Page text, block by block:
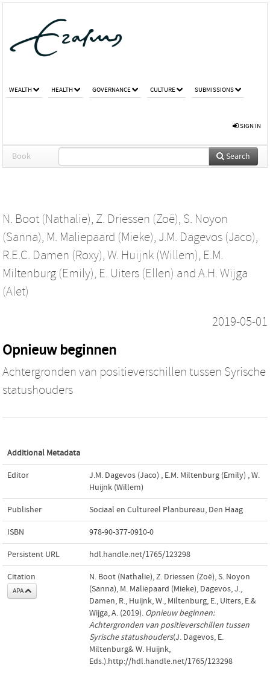
WEALTH HEALTH GOVERNANCE CULTURE SUBMISSIONS
SIGN IN
Book Search
N. Boot (Nathalie), Z. Driessen (Zoë), S. Noyon
(Sanna), M. Maliepaard (Mieke), J.M. Dagevos (Jaco),
R.E.C. Damen (Roxy), W. Huijnk (Willem), E.M.
Miltenburg (Emily), E. Uiters (Ellen) and A.H. Wijga
(Alet)
2019-05-01
Opnieuw beginnen
Achtergronden van positieverschillen tussen Syrische
statushouders
Additional Metadata
Editor J.M. Dagevos (Jaco) , E.M. Miltenburg (Emily) ,W.
Huijnk (Willem)
Publisher Sociaal en Cultureel Planbureau, Den Haag
ISBN 978-90-377-0910-0
Persistent URL hdl.handle.net/1765/123298
Citation
APA
N. Boot (Nathalie), Z. Driessen (Zoë), S. Noyon
(Sanna), M. Maliepaard (Mieke), Dagevos, J.,
Damen, R., Huijnk, W., Miltenburg, E., Uiters, E.&
Wijga, A. (2019). Opnieuw beginnen:
Achtergronden van positieverschillen tussen
Syrische statushouders(J. Dagevos, E.
Miltenburg& W. Huijnk,
Eds.).http://hdl.handle.net/1765/123298